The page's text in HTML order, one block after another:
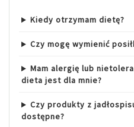
Kiedy otrzymam dietę?
Czy mogę wymienić
Mam alergię lub
dieta jest dla mnie?
Czy produkty z
dostępne?